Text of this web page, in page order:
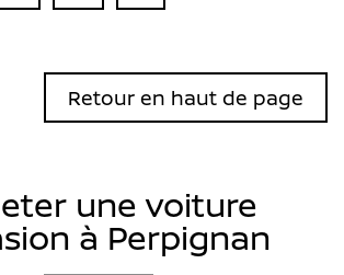
Retour en haut de page
une voiture
à Perpignan